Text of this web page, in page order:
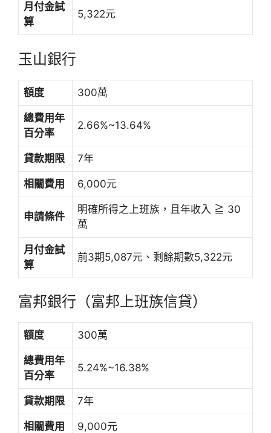
月付金試
算
5,322元
玉山銀行
額度 300萬
總費用年
百分率
2.66%~13.64%
貸款期限 7年
相關費用 6,000元
申請條件
明確所得之上班族，且年收入 ≧ 30
萬
月付金試
算
前3期5,087元、剩餘期數5,322元
富邦銀行（富邦上班族信貸）
額度 300萬
總費用年
百分率
5.24%~16.38%
貸款期限 7年
相關費用 9,000元